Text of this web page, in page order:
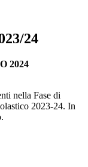
24
2024
nella Fase di
2023-24. In